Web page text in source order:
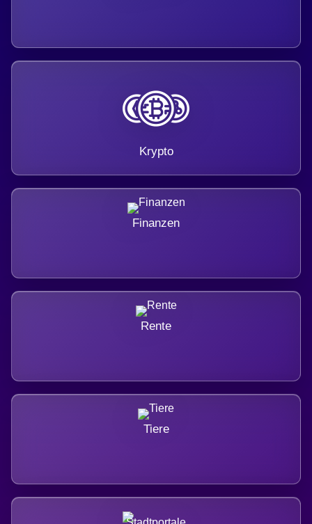
Krypto
Finanzen
Rente
Tiere